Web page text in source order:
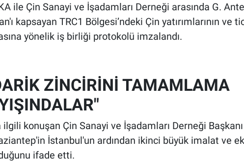
ile Çin Sanayi ve İşadamları Derneği arasında G.
kapsayan TRC1 Bölgesi’ndeki Çin yatırımlarının ve
yönelik iş birliği protokolü imzalandı.
ZİNCİRİNİ TAMAMLAMA
ilgili konuşan Çin Sanayi ve İşadamları Derneği
İstanbul'un ardından ikinci büyük imalat ve
ifade etti.